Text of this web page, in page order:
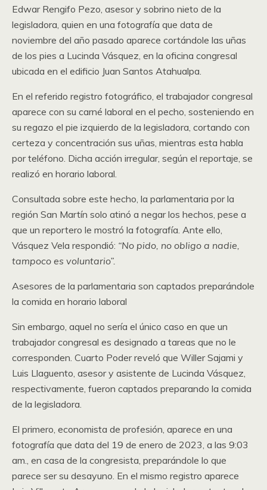
Edwar Rengifo Pezo, asesor y sobrino nieto de la
legisladora, quien en una fotografía que data de
noviembre del año pasado aparece cortándole las uñas
de los pies a Lucinda Vásquez, en la oficina congresal
ubicada en el edificio Juan Santos Atahualpa.
En el referido registro fotográfico, el trabajador congresal
aparece con su carné laboral en el pecho, sosteniendo en
su regazo el pie izquierdo de la legisladora, cortando con
certeza y concentración sus uñas, mientras esta habla
por teléfono. Dicha acción irregular, según el reportaje, se
realizó en horario laboral.
Consultada sobre este hecho, la parlamentaria por la
región San Martín solo atinó a negar los hechos, pese a
que un reportero le mostró la fotografía. Ante ello,
Vásquez Vela respondió: “No pido, no obligo a nadie,
tampoco es voluntario”.
Asesores de la parlamentaria son captados preparándole
la comida en horario laboral
Sin embargo, aquel no sería el único caso en que un
trabajador congresal es designado a tareas que no le
corresponden. Cuarto Poder reveló que Willer Sajami y
Luis Llaguento, asesor y asistente de Lucinda Vásquez,
respectivamente, fueron captados preparando la comida
de la legisladora.
El primero, economista de profesión, aparece en una
fotografía que data del 19 de enero de 2023, a las 9:03
am., en casa de la congresista, preparándole lo que
parece ser su desayuno. En el mismo registro aparece